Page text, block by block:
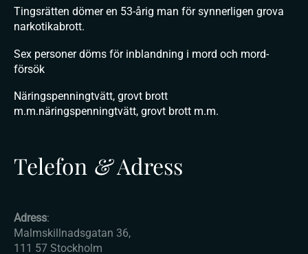
Tingsrätten dömer en 53-årig man för synnerligen grova
narkotikabrott.
Sex personer döms för inblandning i mord och mord-
försök
Näringspenningtvätt, grovt brott
m.m.näringspenningtvätt, grovt brott m.m.
Telefon &Adress
Adress:
Malmskillnadsgatan 36,
111 57 Stockholm